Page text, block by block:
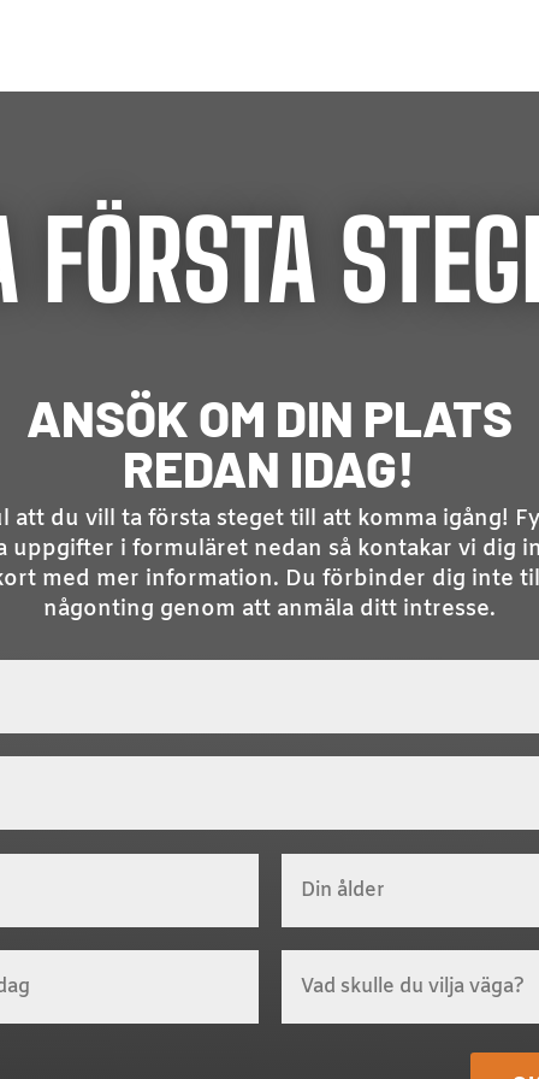
FÖRSTA
ANSÖK OM DIN PLATS
REDAN IDAG!
att du vill ta första steget till att komma igång!
uppgifter i formuläret nedan så kontakar vi dig
med mer information. Du förbinder dig inte
någonting genom att anmäla ditt intresse.